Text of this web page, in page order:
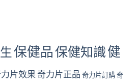
保健品保健知識健
片效果 奇力片正品 奇力片訂購奇